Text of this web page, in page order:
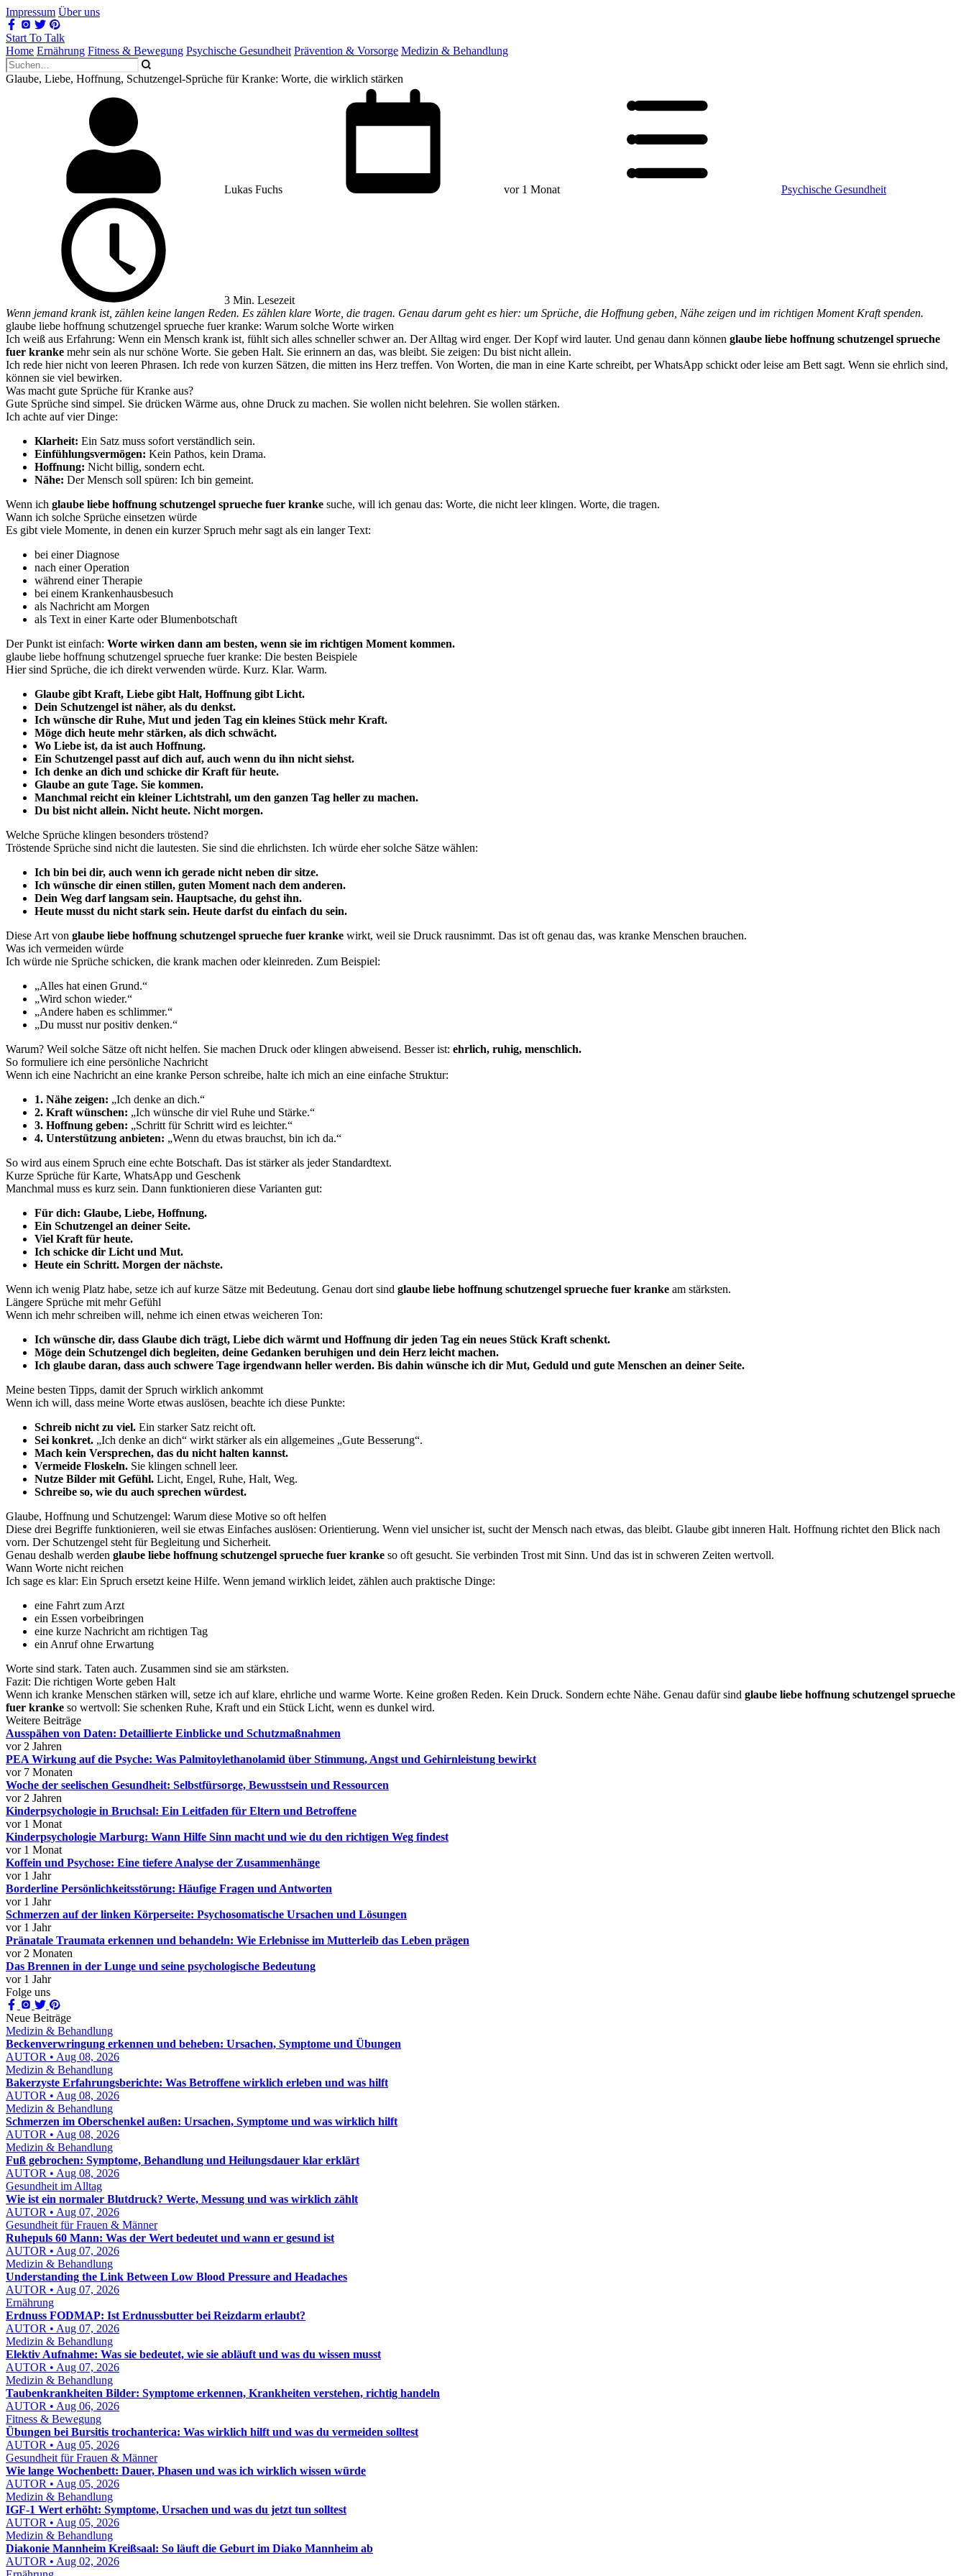
Impressum Über uns
Start To Talk
Home Ernährung Fitness & Bewegung Psychische Gesundheit Prävention & Vorsorge Medizin & Behandlung
Glaube, Liebe, Hoffnung, Schutzengel-Sprüche für Kranke: Worte, die wirklich stärken
Lukas Fuchs vor 1 Monat Psychische Gesundheit
3 Min. Lesezeit
Wenn jemand krank ist, zählen keine langen Reden. Es zählen klare Worte, die tragen. Genau darum geht es hier: um Sprüche, die Hoffnung geben, Nähe zeigen und im richtigen Moment Kraft spenden.
glaube liebe hoffnung schutzengel sprueche fuer kranke: Warum solche Worte wirken
Ich weiß aus Erfahrung: Wenn ein Mensch krank ist, fühlt sich alles schneller schwer an. Der Alltag wird enger. Der Kopf wird lauter. Und genau dann können glaube liebe hoffnung schutzengel sprueche
fuer kranke mehr sein als nur schöne Worte. Sie geben Halt. Sie erinnern an das, was bleibt. Sie zeigen: Du bist nicht allein.
Ich rede hier nicht von leeren Phrasen. Ich rede von kurzen Sätzen, die mitten ins Herz treffen. Von Worten, die man in eine Karte schreibt, per WhatsApp schickt oder leise am Bett sagt. Wenn sie ehrlich sind,
können sie viel bewirken.
Was macht gute Sprüche für Kranke aus?
Gute Sprüche sind simpel. Sie drücken Wärme aus, ohne Druck zu machen. Sie wollen nicht belehren. Sie wollen stärken.
Ich achte auf vier Dinge:
Klarheit: Ein Satz muss sofort verständlich sein.
Einfühlungsvermögen: Kein Pathos, kein Drama.
Hoffnung: Nicht billig, sondern echt.
Nähe: Der Mensch soll spüren: Ich bin gemeint.
Wenn ich glaube liebe hoffnung schutzengel sprueche fuer kranke suche, will ich genau das: Worte, die nicht leer klingen. Worte, die tragen.
Wann ich solche Sprüche einsetzen würde
Es gibt viele Momente, in denen ein kurzer Spruch mehr sagt als ein langer Text:
bei einer Diagnose
nach einer Operation
während einer Therapie
bei einem Krankenhausbesuch
als Nachricht am Morgen
als Text in einer Karte oder Blumenbotschaft
Der Punkt ist einfach: Worte wirken dann am besten, wenn sie im richtigen Moment kommen.
glaube liebe hoffnung schutzengel sprueche fuer kranke: Die besten Beispiele
Hier sind Sprüche, die ich direkt verwenden würde. Kurz. Klar. Warm.
Glaube gibt Kraft, Liebe gibt Halt, Hoffnung gibt Licht.
Dein Schutzengel ist näher, als du denkst.
Ich wünsche dir Ruhe, Mut und jeden Tag ein kleines Stück mehr Kraft.
Möge dich heute mehr stärken, als dich schwächt.
Wo Liebe ist, da ist auch Hoffnung.
Ein Schutzengel passt auf dich auf, auch wenn du ihn nicht siehst.
Ich denke an dich und schicke dir Kraft für heute.
Glaube an gute Tage. Sie kommen.
Manchmal reicht ein kleiner Lichtstrahl, um den ganzen Tag heller zu machen.
Du bist nicht allein. Nicht heute. Nicht morgen.
Welche Sprüche klingen besonders tröstend?
Tröstende Sprüche sind nicht die lautesten. Sie sind die ehrlichsten. Ich würde eher solche Sätze wählen:
Ich bin bei dir, auch wenn ich gerade nicht neben dir sitze.
Ich wünsche dir einen stillen, guten Moment nach dem anderen.
Dein Weg darf langsam sein. Hauptsache, du gehst ihn.
Heute musst du nicht stark sein. Heute darfst du einfach du sein.
Diese Art von glaube liebe hoffnung schutzengel sprueche fuer kranke wirkt, weil sie Druck rausnimmt. Das ist oft genau das, was kranke Menschen brauchen.
Was ich vermeiden würde
Ich würde nie Sprüche schicken, die krank machen oder kleinreden. Zum Beispiel:
„Alles hat einen Grund.“
„Wird schon wieder.“
„Andere haben es schlimmer.“
„Du musst nur positiv denken.“
Warum? Weil solche Sätze oft nicht helfen. Sie machen Druck oder klingen abweisend. Besser ist: ehrlich, ruhig, menschlich.
So formuliere ich eine persönliche Nachricht
Wenn ich eine Nachricht an eine kranke Person schreibe, halte ich mich an eine einfache Struktur:
1. Nähe zeigen: „Ich denke an dich.“
2. Kraft wünschen: „Ich wünsche dir viel Ruhe und Stärke.“
3. Hoffnung geben: „Schritt für Schritt wird es leichter.“
4. Unterstützung anbieten: „Wenn du etwas brauchst, bin ich da.“
So wird aus einem Spruch eine echte Botschaft. Das ist stärker als jeder Standardtext.
Kurze Sprüche für Karte, WhatsApp und Geschenk
Manchmal muss es kurz sein. Dann funktionieren diese Varianten gut:
Für dich: Glaube, Liebe, Hoffnung.
Ein Schutzengel an deiner Seite.
Viel Kraft für heute.
Ich schicke dir Licht und Mut.
Heute ein Schritt. Morgen der nächste.
Wenn ich wenig Platz habe, setze ich auf kurze Sätze mit Bedeutung. Genau dort sind glaube liebe hoffnung schutzengel sprueche fuer kranke am stärksten.
Längere Sprüche mit mehr Gefühl
Wenn ich mehr schreiben will, nehme ich einen etwas weicheren Ton:
Ich wünsche dir, dass Glaube dich trägt, Liebe dich wärmt und Hoffnung dir jeden Tag ein neues Stück Kraft schenkt.
Möge dein Schutzengel dich begleiten, deine Gedanken beruhigen und dein Herz leicht machen.
Ich glaube daran, dass auch schwere Tage irgendwann heller werden. Bis dahin wünsche ich dir Mut, Geduld und gute Menschen an deiner Seite.
Meine besten Tipps, damit der Spruch wirklich ankommt
Wenn ich will, dass meine Worte etwas auslösen, beachte ich diese Punkte:
Schreib nicht zu viel. Ein starker Satz reicht oft.
Sei konkret. „Ich denke an dich“ wirkt stärker als ein allgemeines „Gute Besserung“.
Mach kein Versprechen, das du nicht halten kannst.
Vermeide Floskeln. Sie klingen schnell leer.
Nutze Bilder mit Gefühl. Licht, Engel, Ruhe, Halt, Weg.
Schreibe so, wie du auch sprechen würdest.
Glaube, Hoffnung und Schutzengel: Warum diese Motive so oft helfen
Diese drei Begriffe funktionieren, weil sie etwas Einfaches auslösen: Orientierung. Wenn viel unsicher ist, sucht der Mensch nach etwas, das bleibt. Glaube gibt inneren Halt. Hoffnung richtet den Blick nach
vorn. Der Schutzengel steht für Begleitung und Sicherheit.
Genau deshalb werden glaube liebe hoffnung schutzengel sprueche fuer kranke so oft gesucht. Sie verbinden Trost mit Sinn. Und das ist in schweren Zeiten wertvoll.
Wann Worte nicht reichen
Ich sage es klar: Ein Spruch ersetzt keine Hilfe. Wenn jemand wirklich leidet, zählen auch praktische Dinge:
eine Fahrt zum Arzt
ein Essen vorbeibringen
eine kurze Nachricht am richtigen Tag
ein Anruf ohne Erwartung
Worte sind stark. Taten auch. Zusammen sind sie am stärksten.
Fazit: Die richtigen Worte geben Halt
Wenn ich kranke Menschen stärken will, setze ich auf klare, ehrliche und warme Worte. Keine großen Reden. Kein Druck. Sondern echte Nähe. Genau dafür sind glaube liebe hoffnung schutzengel sprueche
fuer kranke so wertvoll: Sie schenken Ruhe, Kraft und ein Stück Licht, wenn es dunkel wird.
Weitere Beiträge
Ausspähen von Daten: Detaillierte Einblicke und Schutzmaßnahmen
vor 2 Jahren
PEA Wirkung auf die Psyche: Was Palmitoylethanolamid über Stimmung, Angst und Gehirnleistung bewirkt
vor 7 Monaten
Woche der seelischen Gesundheit: Selbstfürsorge, Bewusstsein und Ressourcen
vor 2 Jahren
Kinderpsychologie in Bruchsal: Ein Leitfaden für Eltern und Betroffene
vor 1 Monat
Kinderpsychologie Marburg: Wann Hilfe Sinn macht und wie du den richtigen Weg findest
vor 1 Monat
Koffein und Psychose: Eine tiefere Analyse der Zusammenhänge
vor 1 Jahr
Borderline Persönlichkeitsstörung: Häufige Fragen und Antworten
vor 1 Jahr
Schmerzen auf der linken Körperseite: Psychosomatische Ursachen und Lösungen
vor 1 Jahr
Pränatale Traumata erkennen und behandeln: Wie Erlebnisse im Mutterleib das Leben prägen
vor 2 Monaten
Das Brennen in der Lunge und seine psychologische Bedeutung
vor 1 Jahr
Folge uns
Neue Beiträge
Medizin & Behandlung
Beckenverwringung erkennen und beheben: Ursachen, Symptome und Übungen
AUTOR • Aug 08, 2026
Medizin & Behandlung
Bakerzyste Erfahrungsberichte: Was Betroffene wirklich erleben und was hilft
AUTOR • Aug 08, 2026
Medizin & Behandlung
Schmerzen im Oberschenkel außen: Ursachen, Symptome und was wirklich hilft
AUTOR • Aug 08, 2026
Medizin & Behandlung
Fuß gebrochen: Symptome, Behandlung und Heilungsdauer klar erklärt
AUTOR • Aug 08, 2026
Gesundheit im Alltag
Wie ist ein normaler Blutdruck? Werte, Messung und was wirklich zählt
AUTOR • Aug 07, 2026
Gesundheit für Frauen & Männer
Ruhepuls 60 Mann: Was der Wert bedeutet und wann er gesund ist
AUTOR • Aug 07, 2026
Medizin & Behandlung
Understanding the Link Between Low Blood Pressure and Headaches
AUTOR • Aug 07, 2026
Ernährung
Erdnuss FODMAP: Ist Erdnussbutter bei Reizdarm erlaubt?
AUTOR • Aug 07, 2026
Medizin & Behandlung
Elektiv Aufnahme: Was sie bedeutet, wie sie abläuft und was du wissen musst
AUTOR • Aug 07, 2026
Medizin & Behandlung
Taubenkrankheiten Bilder: Symptome erkennen, Krankheiten verstehen, richtig handeln
AUTOR • Aug 06, 2026
Fitness & Bewegung
Übungen bei Bursitis trochanterica: Was wirklich hilft und was du vermeiden solltest
AUTOR • Aug 05, 2026
Gesundheit für Frauen & Männer
Wie lange Wochenbett: Dauer, Phasen und was ich wirklich wissen würde
AUTOR • Aug 05, 2026
Medizin & Behandlung
IGF-1 Wert erhöht: Symptome, Ursachen und was du jetzt tun solltest
AUTOR • Aug 05, 2026
Medizin & Behandlung
Diakonie Mannheim Kreißsaal: So läuft die Geburt im Diako Mannheim ab
AUTOR • Aug 02, 2026